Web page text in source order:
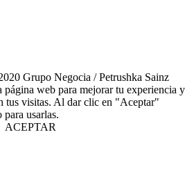
Grupo Negocia / Petrushka Sainz
página web para mejorar tu experiencia y
tus visitas. Al dar clic en "Aceptar"
para usarlas.
ACEPTAR